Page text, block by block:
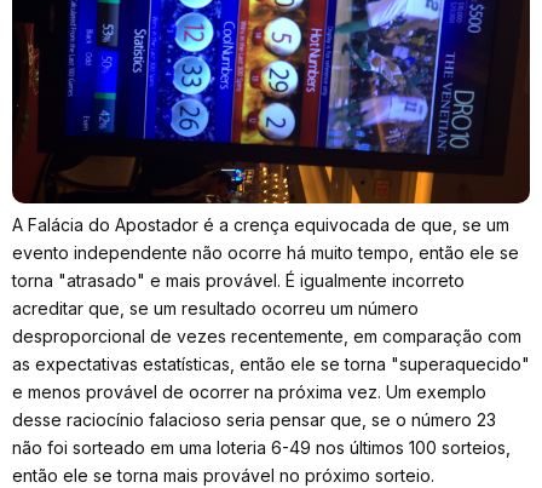
A Falácia do Apostador é a crença equivocada de que, se um
evento independente não ocorre há muito tempo, então ele se
torna "atrasado" e mais provável. É igualmente incorreto
acreditar que, se um resultado ocorreu um número
desproporcional de vezes recentemente, em comparação com
as expectativas estatísticas, então ele se torna "superaquecido"
e menos provável de ocorrer na próxima vez. Um exemplo
desse raciocínio falacioso seria pensar que, se o número 23
não foi sorteado em uma loteria 6-49 nos últimos 100 sorteios,
então ele se torna mais provável no próximo sorteio.